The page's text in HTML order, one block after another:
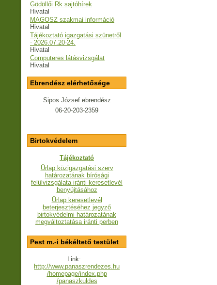
Gödöllői Rk sajtóhírek
Hivatal
MAGOSZ szakmai információ
Hivatal
Tájékoztató igazgatási szünetről
- 2026.07.20-24.
Hivatal
Computeres látásvizsgálat
Hivatal
Ebrendész elérhetősége
Sipos József ebrendész
06-20-203-2359
Birtokvédelem
Tájékoztató
Űrlap közigazgatási szerv
határozatának bírósági
felülvizsgálata iránti keresetlevél
benyújtásához
Űrlap keresetlevél
beterjesztéséhez jegyző
birtokvédelmi határozatának
megváltoztatása iránti perben
Pest m.-i békéltető testület
Link:
http://www.panaszrendezes.hu
/homepage/index.php
/panaszkuldes